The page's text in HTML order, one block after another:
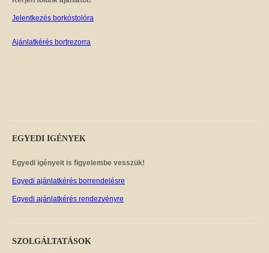
Jelentkezés borkóstolóra
Ajánlatkérés bortrezorra
EGYEDI IGÉNYEK
Egyedi igényeit is figyelembe vesszük!
Egyedi ajánlatkérés borrendelésre
Egyedi ajánlatkérés rendezvényre
SZOLGÁLTATÁSOK